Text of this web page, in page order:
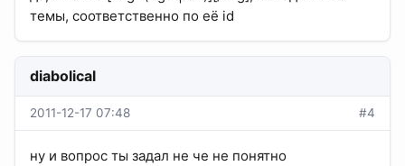
темы, соответственно по её id
diabolical
2011-12-17 07:48 #4
ну и вопрос ты задал не че не понятно